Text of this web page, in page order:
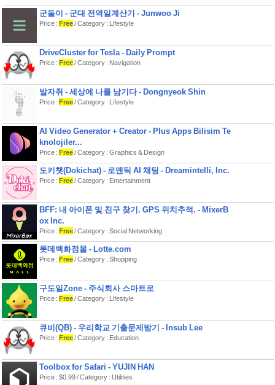
に対応し、ガントチャートで全体の
見通しを確認できます。
なんと複数印刷所が登録可能です。
ズに対応しています。
さらに、祝日プリセットのほか、お
休みの日や、多く作業する日、少な
す。
現実に即したスケジュール設定が可
◆ ペース診断で遅れを見逃さない
を記録のたびに判定。
ペース、今のペース、不足時間など
を詳細に表示します。
◆ 工程ごとの進捗記録
表紙と本文を分けてかんたん記録可
作業タイマーから記録すれば作業時
間が自動登録されます。
作業タイマーでは好きな休憩時間
や、一定間隔での通知を設定できま
◆ イベント管理
主要即売会のプリセットを収録。
メモ、買い物リスト、事前準備チェ
ックリストまで一元管理。
きます。
군돌이 - 군대 전역일계산기 - Junwoo Ji
Price : Free/ Category : Lifestyle
DriveCluster for Tesla - Daily Prompt
Price : Free/ Category : Navigation
발자취 - 세상에 나를 남기다 - Dongnyeok Shin
Price : Free/ Category : Lifestyle
AI Video Generator + Creator - Plus Apps Bilisim Te
knolojiler...
Price : Free/ Category : Graphics & Design
도키챗(Dokichat) - 로맨틱 AI 채팅 - Dreamintelli, Inc.
Price : Free/ Category : Entertainment
BFF: 내 아이폰 및 친구 찾기. GPS 위치추적. - MixerB
ox Inc.
Price : Free/ Category : Social Networking
롯데백화점몰 - Lotte.com
Price : Free/ Category : Shopping
구도일Zone - 주식회사 스마트로
Price : Free/ Category : Lifestyle
큐비(QB) - 우리학교 기출문제받기 - Insub Lee
Price : Free/ Category : Education
Toolbox for Safari - YUJIN HAN
Price : $0.99 / Category : Utilities